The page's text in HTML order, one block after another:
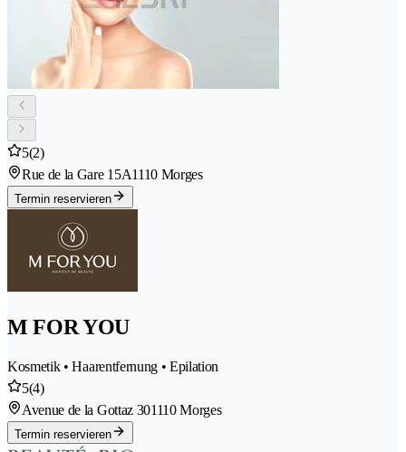
5(2)
Rue de la Gare 15A1110 Morges
Termin reservieren
M FOR YOU
Kosmetik • Haarentfernung • Epilation
5(4)
Avenue de la Gottaz 301110 Morges
Termin reservieren